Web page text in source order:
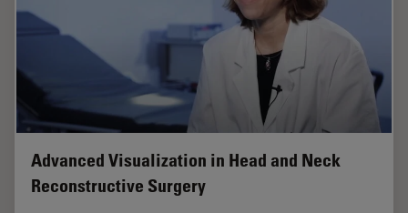
Advanced Visualization in Head and Neck
Reconstructive Surgery